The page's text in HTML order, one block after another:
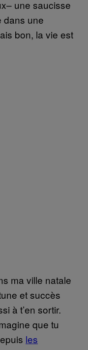
une saucisse
dans une
bon, la vie est
ma ville natale
et succès
à t’en sortir.
que tu
les